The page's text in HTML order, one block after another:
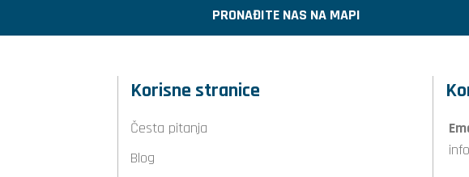
PRONAĐITE NAS NA MAPI
Korisne stranice
Česta pitanja
Blog